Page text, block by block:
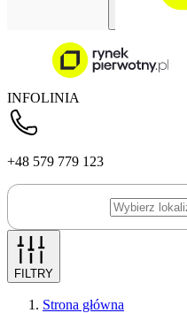
INFOLINIA
+48 579 779 123
FILTRY
Strona główna